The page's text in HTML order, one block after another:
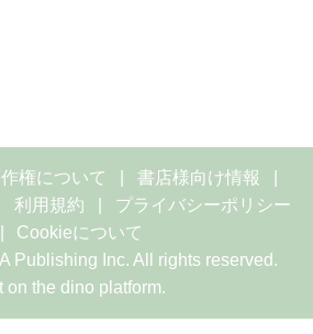
権について
書店様向け情報
利用規約
プライバシーポリシー
Cookieについて
Publishing Inc. All rights reserved.
on the dino platform.